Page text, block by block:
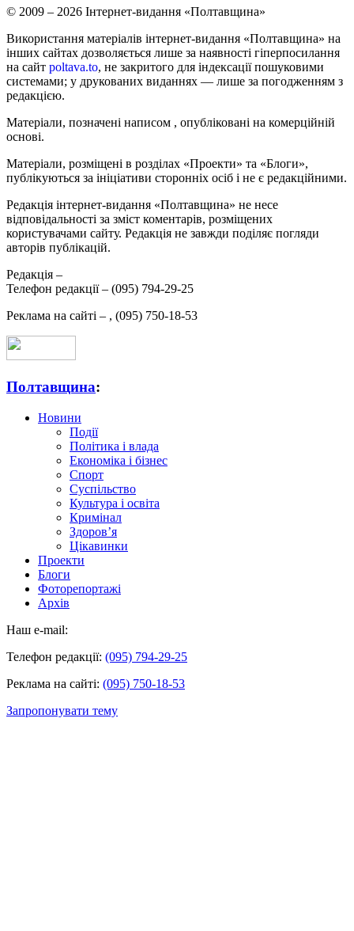
© 2009 – 2026 Інтернет-видання «Полтавщина»
Використання матеріалів інтернет-видання «Полтавщина» на
інших сайтах дозволяється лише за наявності гіперпосилання
на сайт poltava.to, не закритого для індексації пошуковими
системами; у друкованих виданнях — лише за погодженням з
редакцією.
Матеріали, позначені написом , опубліковані на комерційній
основі.
Матеріали, розміщені в розділах «Проекти» та «Блоги»,
публікуються за ініціативи сторонніх осіб і не є редакційними.
Редакція інтернет-видання «Полтавщина» не несе
відповідальності за зміст коментарів, розміщених
користувачами сайту. Редакція не завжди поділяє погляди
авторів публікацій.
Редакція –
Телефон редакції – (095) 794-29-25
Реклама на сайті – , (095) 750-18-53
Полтавщина:
Новини
Події
Політика і влада
Економіка і бізнес
Спорт
Суспільство
Культура і освіта
Кримінал
Здоров’я
Цікавинки
Проекти
Блоги
Фоторепортажі
Архів
Наш e-mail:
Телефон редакції: (095) 794-29-25
Реклама на сайті: (095) 750-18-53
Запропонувати тему